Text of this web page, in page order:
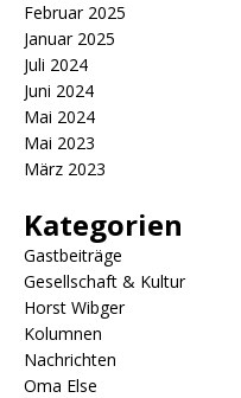
Februar 2025
Januar 2025
Juli 2024
Juni 2024
Mai 2024
Mai 2023
März 2023
Kategorien
Gastbeiträge
Gesellschaft & Kultur
Horst Wibger
Kolumnen
Nachrichten
Oma Else